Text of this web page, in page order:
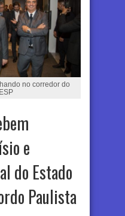
no corredor do
e
do Estado
Paulista